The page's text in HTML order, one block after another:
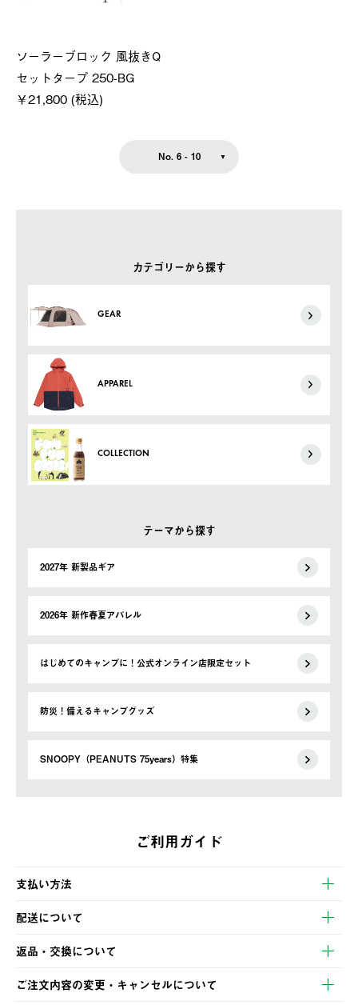
カテゴリーから探す
GEAR
APPAREL
COLLECTION
テーマから探す
2027年 新製品ギア
2026年 新作春夏アパレル
はじめてのキャンプに！公式オンライン店限定セット
防災！備えるキャンプグッズ
SNOOPY（PEANUTS 75years）特集
ソーラーブロック 風抜きQ
セットタープ 250-BG
￥21,800 (税込)
No. 6 - 10
ご利用ガイド
支払い方法
以下のいずれかの方法でお支払いいただけます。
・クレジットカード決済
・コンビニ決済
・Pay-easy決済
配送について
【発送スケジュール】
ご注文・ご入金完了より2営業日以内に商品を発送いたします。
土日祝の発送はございませんので、木曜日以降のご注文は週明け
の発送となる場合がございます。
返品・交換について
※お客様都合の場合
ご注文内容の変更・キャンセルについて